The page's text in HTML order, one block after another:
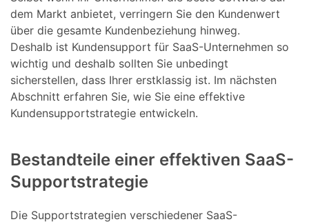
dem Markt anbietet, verringern Sie den Kundenwert
über die gesamte Kundenbeziehung hinweg.
Deshalb ist Kundensupport für SaaS-Unternehmen so
wichtig und deshalb sollten Sie unbedingt
sicherstellen, dass Ihrer erstklassig ist. Im nächsten
Abschnitt erfahren Sie, wie Sie eine effektive
Kundensupportstrategie entwickeln.
Bestandteile einer effektiven SaaS-
Supportstrategie
Die Supportstrategien verschiedener SaaS-